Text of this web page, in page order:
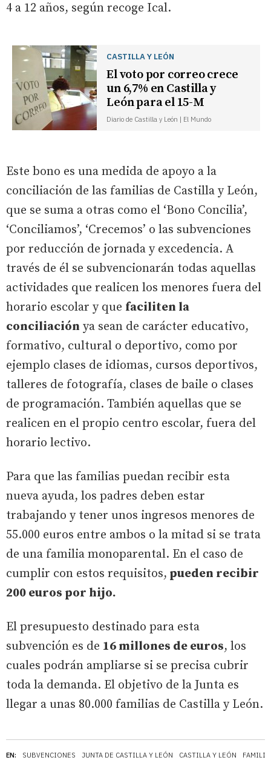
EN: SUBVENCIONES JUNTA DE CASTILLA Y LEÓN CASTILLA Y LEÓN FAMILIA
4 a 12 años, según recoge Ical.
CASTILLA Y LEÓN
El voto por correo crece
un 6,7% en Castilla y
León para el 15-M
Diario de Castilla y León | El Mundo
Este bono es una medida de apoyo a la
conciliación de las familias de Castilla y León,
que se suma a otras como el ‘Bono Concilia’,
‘Conciliamos’, ‘Crecemos’ o las subvenciones
por reducción de jornada y excedencia. A
través de él se subvencionarán todas aquellas
actividades que realicen los menores fuera del
horario escolar y que faciliten la
conciliación ya sean de carácter educativo,
formativo, cultural o deportivo, como por
ejemplo clases de idiomas, cursos deportivos,
talleres de fotografía, clases de baile o clases
de programación. También aquellas que se
realicen en el propio centro escolar, fuera del
horario lectivo.
Para que las familias puedan recibir esta
nueva ayuda, los padres deben estar
trabajando y tener unos ingresos menores de
55.000 euros entre ambos o la mitad si se trata
de una familia monoparental. En el caso de
cumplir con estos requisitos, pueden recibir
200 euros por hijo.
El presupuesto destinado para esta
subvención es de 16 millones de euros, los
cuales podrán ampliarse si se precisa cubrir
toda la demanda. El objetivo de la Junta es
llegar a unas 80.000 familias de Castilla y León.